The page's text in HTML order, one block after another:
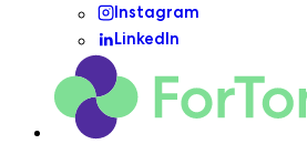
Instagram
LinkedIn